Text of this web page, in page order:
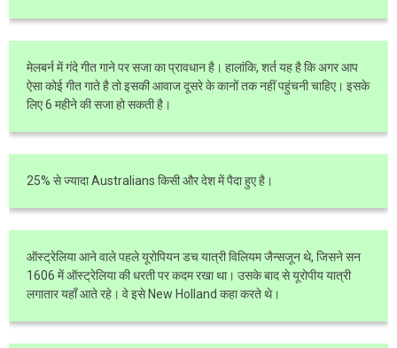
मेलबर्न में गंदे गीत गाने पर सजा का प्रावधान है। हालांकि, शर्त यह है कि अगर आप
ऐसा कोई गीत गाते है तो इसकी आवाज दूसरे के कानों तक नहीं पहुंचनी चाहिए। इसके
लिए 6 महीने की सजा हो सकती है।
25% से ज्यादा Australians किसी और देश में पैदा हुए है।
ऑस्ट्रेलिया आने वाले पहले यूरोपियन डच यात्री विलियम जैन्सजून थे, जिसने सन
1606 में ऑस्ट्रेलिया की धरती पर कदम रखा था। उसके बाद से यूरोपीय यात्री
लगातार यहाँ आते रहे। वे इसे New Holland कहा करते थे।